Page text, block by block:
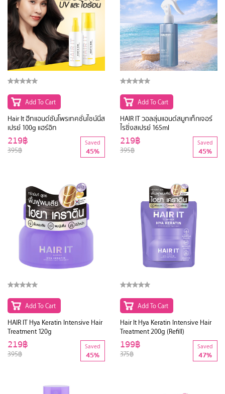
Add To Cart
Hair It ฮีทแอนด์ซันโพรเทคชั่นไชน์นี่ส
เปรย์ 100g แฮร์อิท
395฿
219฿ Saved
45%
Add To Cart
HAIR IT วอลลุ่มแอนด์สมูทเท็กเจอร์
ไรซิ่งสเปรย์ 165ml
395฿
219฿ Saved
45%
Add To Cart
HAIR IT Hya Keratin Intensive Hair
Treatment 120g
395฿
219฿ Saved
45%
Add To Cart
Hair It Hya Keratin Intensive Hair
Treatment 200g (Refill)
375฿
199฿ Saved
47%